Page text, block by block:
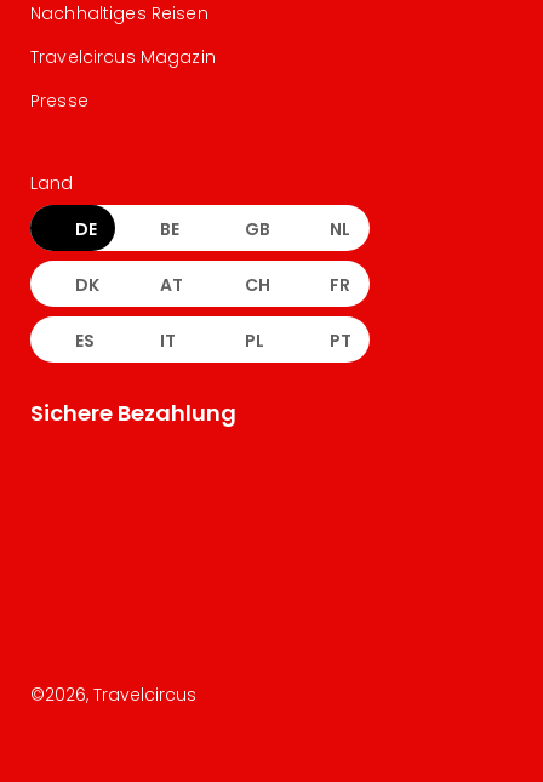
Nachhaltiges Reisen
Travelcircus Magazin
Presse
Land
DE BE GB NL
DK AT CH FR
ES IT PL PT
Sichere Bezahlung
©2026, Travelcircus